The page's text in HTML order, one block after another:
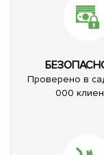
Проверено в
000